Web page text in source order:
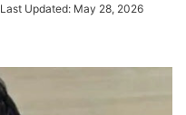
Last Updated: May 28, 2026